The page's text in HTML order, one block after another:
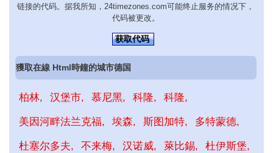
链接的代码。据我所知，24timezones.com可能终止服务的情况下，
代码被更改。
获取代码
獲取在線 Html時鐘的城市德国
柏林 汉堡市 慕尼黑 科隆 科隆
美因河畔法兰克福 埃森 斯图加特 多特蒙德
杜塞尔多夫 不来梅 汉诺威 萊比錫 杜伊斯堡